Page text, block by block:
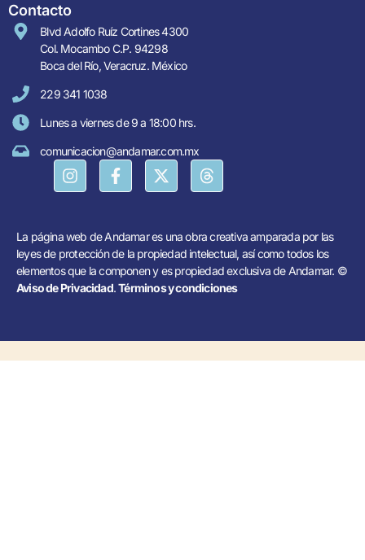
Contacto
Blvd Adolfo Ruíz Cortines 4300
Col. Mocambo C.P. 94298
Boca del Río, Veracruz. México
229 341 1038
Lunes a viernes de 9 a 18:00 hrs.
comunicacion@andamar.com.mx
La página web de Andamar es una obra creativa amparada por las
leyes de protección de la propiedad intelectual, así como todos los
elementos que la componen y es propiedad exclusiva de Andamar. ©
Aviso de Privacidad.Términos y condiciones